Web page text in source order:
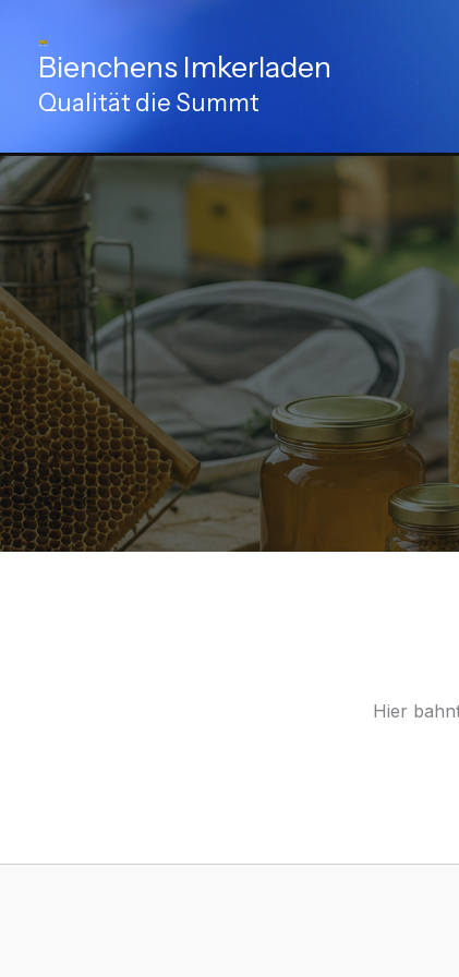
Inhalt
springenBienchens Imkerladen
Qualität die Summt
Hier